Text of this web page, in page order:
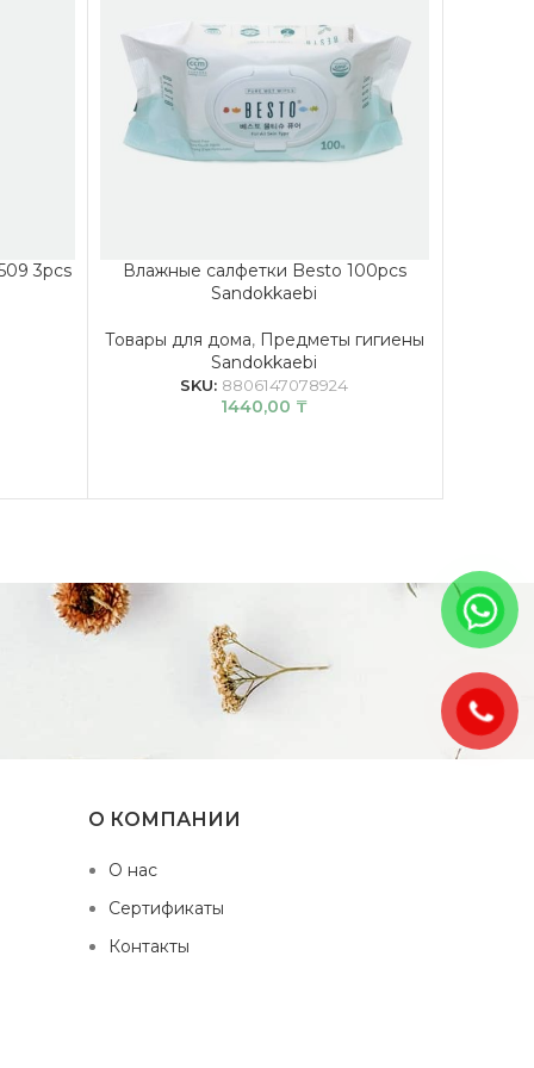
3pcs
Влажные салфетки Besto 100pcs
Sandokkaebi
Товары для дома, Предметы гигиены
Sandokkaebi
SKU: 8806147078924
1440,00 ₸
О КОМПАНИИ
О нас
Сертификаты
Контакты